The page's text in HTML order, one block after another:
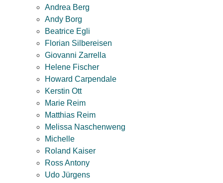
Andrea Berg
Andy Borg
Beatrice Egli
Florian Silbereisen
Giovanni Zarrella
Helene Fischer
Howard Carpendale
Kerstin Ott
Marie Reim
Matthias Reim
Melissa Naschenweng
Michelle
Roland Kaiser
Ross Antony
Udo Jürgens